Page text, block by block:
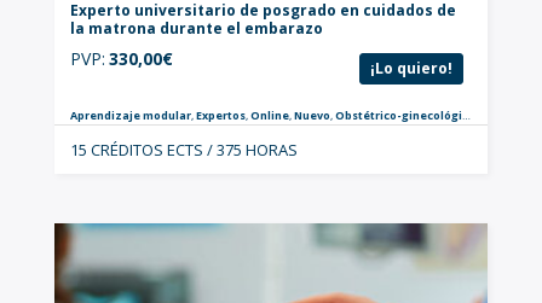
Experto universitario de posgrado en cuidados de
la matrona durante el embarazo
PVP: 330,00€ ¡Lo quiero!
Aprendizaje modular,Expertos,Online,Nuevo,Obstétrico-ginecológica
15 CRÉDITOS ECTS / 375 HORAS